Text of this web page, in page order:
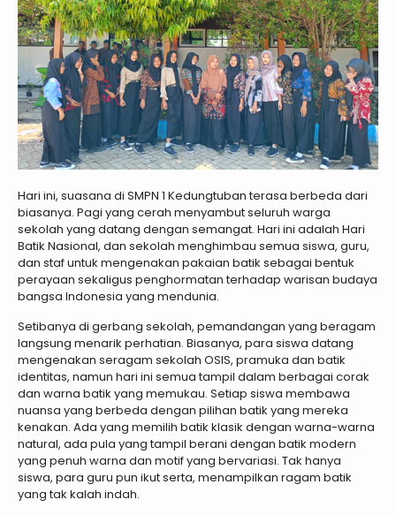
Hari ini, suasana di SMPN 1 Kedungtuban terasa berbeda dari
biasanya. Pagi yang cerah menyambut seluruh warga
sekolah yang datang dengan semangat. Hari ini adalah Hari
Batik Nasional, dan sekolah menghimbau semua siswa, guru,
dan staf untuk mengenakan pakaian batik sebagai bentuk
perayaan sekaligus penghormatan terhadap warisan budaya
bangsa Indonesia yang mendunia.
Setibanya di gerbang sekolah, pemandangan yang beragam
langsung menarik perhatian. Biasanya, para siswa datang
mengenakan seragam sekolah OSIS, pramuka dan batik
identitas, namun hari ini semua tampil dalam berbagai corak
dan warna batik yang memukau. Setiap siswa membawa
nuansa yang berbeda dengan pilihan batik yang mereka
kenakan. Ada yang memilih batik klasik dengan warna-warna
natural, ada pula yang tampil berani dengan batik modern
yang penuh warna dan motif yang bervariasi. Tak hanya
siswa, para guru pun ikut serta, menampilkan ragam batik
yang tak kalah indah.